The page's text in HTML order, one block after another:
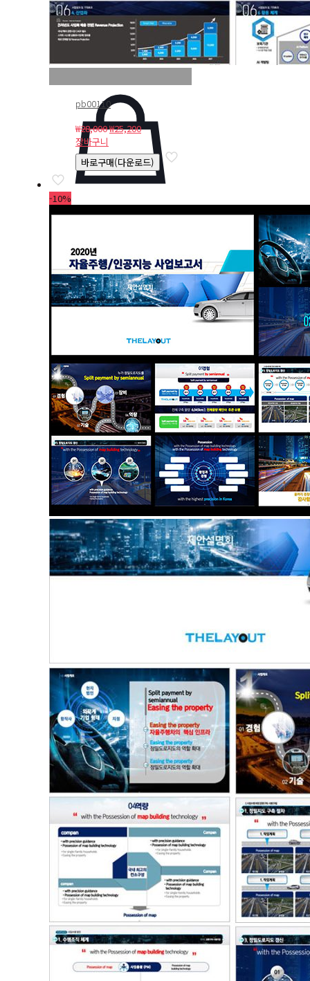
pb00110
₩28,000원
가
격:
₩28,000.
₩25,200현
가
격:
₩25,200.
장바구니
바로구매(다운로드)
-10%